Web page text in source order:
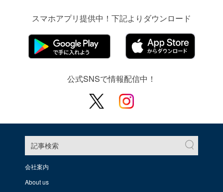
スマホアプリ提供中！下記よりダウンロード
公式SNSで情報配信中！
記事検索
会社案内
About us